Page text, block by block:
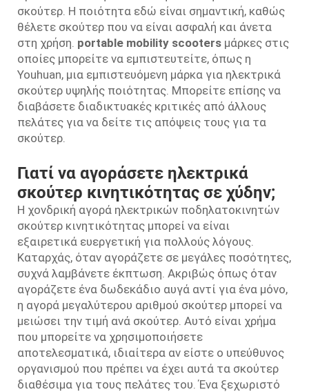
σκούτερ. Η ποιότητα εδώ είναι σημαντική, καθώς
θέλετε σκούτερ που να είναι ασφαλή και άνετα
στη χρήση. portable mobility scooters μάρκες στις
οποίες μπορείτε να εμπιστευτείτε, όπως η
Youhuan, μια εμπιστευόμενη μάρκα για ηλεκτρικά
σκούτερ υψηλής ποιότητας. Μπορείτε επίσης να
διαβάσετε διαδικτυακές κριτικές από άλλους
πελάτες για να δείτε τις απόψεις τους για τα
σκούτερ.
Γιατί να αγοράσετε ηλεκτρικά
σκούτερ κινητικότητας σε χύδην;
Η χονδρική αγορά ηλεκτρικών ποδηλατοκινητών
σκούτερ κινητικότητας μπορεί να είναι
εξαιρετικά ευεργετική για πολλούς λόγους.
Καταρχάς, όταν αγοράζετε σε μεγάλες ποσότητες,
συχνά λαμβάνετε έκπτωση. Ακριβώς όπως όταν
αγοράζετε ένα δωδεκάδιο αυγά αντί για ένα μόνο,
η αγορά μεγαλύτερου αριθμού σκούτερ μπορεί να
μειώσει την τιμή ανά σκούτερ. Αυτό είναι χρήμα
που μπορείτε να χρησιμοποιήσετε
αποτελεσματικά, ιδιαίτερα αν είστε ο υπεύθυνος
οργανισμού που πρέπει να έχει αυτά τα σκούτερ
διαθέσιμα για τους πελάτες του. Ένα ξεχωριστό